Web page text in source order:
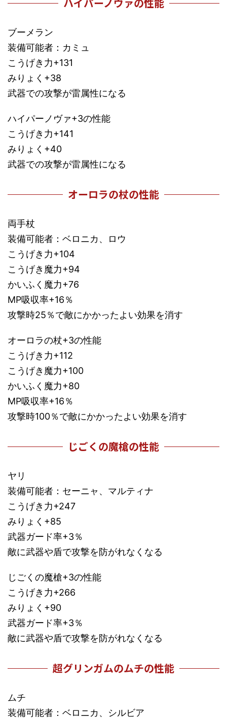
ブーメラン
装備可能者：カミュ
こうげき力+131
みりょく+38
武器での攻撃が雷属性になる
ハイパーノヴァ+3の性能
こうげき力+141
みりょく+40
武器での攻撃が雷属性になる
オーロラの杖の性能
両手杖
装備可能者：ベロニカ、ロウ
こうげき力+104
こうげき魔力+94
かいふく魔力+76
MP吸収率+16％
攻撃時25％で敵にかかったよい効果を消す
オーロラの杖+3の性能
こうげき力+112
こうげき魔力+100
かいふく魔力+80
MP吸収率+16％
攻撃時100％で敵にかかったよい効果を消す
じごくの魔槍の性能
ヤリ
装備可能者：セーニャ、マルティナ
こうげき力+247
みりょく+85
武器ガード率+3％
敵に武器や盾で攻撃を防がれなくなる
じごくの魔槍+3の性能
こうげき力+266
みりょく+90
武器ガード率+3％
敵に武器や盾で攻撃を防がれなくなる
超グリンガムのムチの性能
ムチ
装備可能者：ベロニカ、シルビア